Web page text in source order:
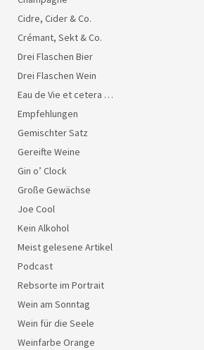
Cidre, Cider & Co.
Crémant, Sekt & Co.
Drei Flaschen Bier
Drei Flaschen Wein
Eau de Vie et cetera …
Empfehlungen
Gemischter Satz
Gereifte Weine
Gin o’ Clock
Große Gewächse
Joe Cool
Kein Alkohol
Meist gelesene Artikel
Podcast
Rebsorte im Portrait
Wein am Sonntag
Wein für die Seele
Weinfarbe Orange